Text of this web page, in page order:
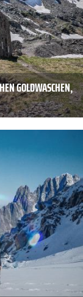
GOLDWASCHEN,